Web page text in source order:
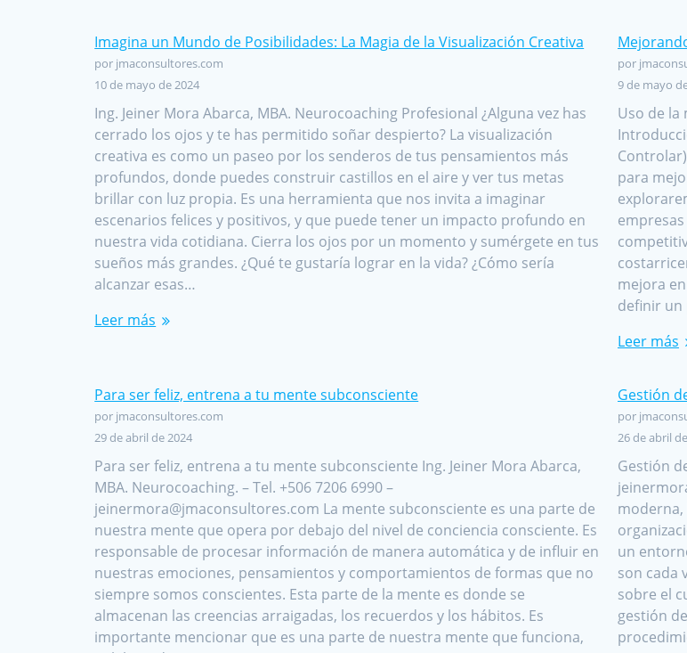
Imagina un Mundo de Posibilidades: La Magia de la Visualización Creativa
por jmaconsultores.com
10 de mayo de 2024
Ing. Jeiner Mora Abarca, MBA. Neurocoaching Profesional ¿Alguna vez has
cerrado los ojos y te has permitido soñar despierto? La visualización
creativa es como un paseo por los senderos de tus pensamientos más
profundos, donde puedes construir castillos en el aire y ver tus metas
brillar con luz propia. Es una herramienta que nos invita a imaginar
escenarios felices y positivos, y que puede tener un impacto profundo en
nuestra vida cotidiana. Cierra los ojos por un momento y sumérgete en tus
sueños más grandes. ¿Qué te gustaría lograr en la vida? ¿Cómo sería
alcanzar esas…
Leer más
por
9 de mayo
Uso de la
para
mejora
definir
Leer más
Para ser feliz, entrena a tu mente subconsciente
por jmaconsultores.com
29 de abril de 2024
Para ser feliz, entrena a tu mente subconsciente Ing. Jeiner Mora Abarca,
MBA. Neurocoaching. – Tel. +506 7206 6990 –
jeinermora@jmaconsultores.com La mente subconsciente es una parte de
nuestra mente que opera por debajo del nivel de conciencia consciente. Es
responsable de procesar información de manera automática y de influir en
nuestras emociones, pensamientos y comportamientos de formas que no
siempre somos conscientes. Esta parte de la mente es donde se
almacenan las creencias arraigadas, los recuerdos y los hábitos. Es
importante mencionar que es una parte de nuestra mente que funciona,
Gestión
por
26 de abril
Gestión
un
son cada
sobre el
gestión